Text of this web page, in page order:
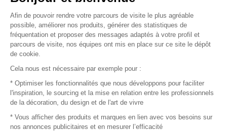
Plan du site
© 2016 –Organisation SAFI
Recrutement
Afin de pouvoir rendre votre parcours de visite le plus agréable
possible, améliorer nos produits, générer des statistiques de
fréquentation et proposer des messages adaptés à votre profil et
parcours de visite, nos équipes ont mis en place sur ce site le dépôt
de cookie.
Cela nous est nécessaire par exemple pour :
* Optimiser les fonctionnalités que nous développons pour faciliter
l'inspiration, le sourcing et la mise en relation entre les professionnels
de la décoration, du design et de l'art de vivre
* Vous afficher des produits et marques en lien avec vos besoins sur
nos annonces publicitaires et en mesurer l’efficacité